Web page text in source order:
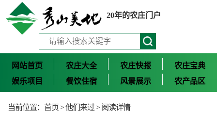
20年的农庄门户
网站首页 农庄大全 农庄快报
农庄宝典
娱乐项目
餐饮住宿 风景展示 农产品区
当前位置： 首页 >他们来过> 阅读详情